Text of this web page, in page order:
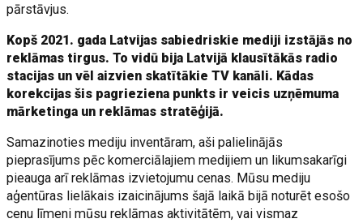
pārstāvjus.
Kopš 2021. gada Latvijas sabiedriskie mediji izstājās no
reklāmas tirgus. To vidū bija Latvijā klausītākās radio
stacijas un vēl aizvien skatītākie TV kanāli. Kādas
korekcijas šis pagrieziena punkts ir veicis uzņēmuma
mārketinga un reklāmas stratēģijā.
Samazinoties mediju inventāram, aši palielinājās
pieprasījums pēc komerciālajiem medijiem un likumsakarīgi
pieauga arī reklāmas izvietojumu cenas. Mūsu mediju
aģentūras lielākais izaicinājums šajā laikā bijā noturēt esošo
cenu līmeni mūsu reklāmas aktivitātēm, vai vismaz